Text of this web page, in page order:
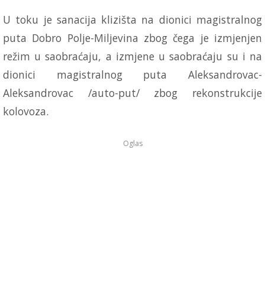
U toku je sanacija klizišta na dionici magistralnog
puta Dobro Polje-Miljevina zbog čega je izmjenjen
režim u saobraćaju, a izmjene u saobraćaju su i na
dionici magistralnog puta Aleksandrovac-
Aleksandrovac /auto-put/ zbog rekonstrukcije
kolovoza.
Oglas